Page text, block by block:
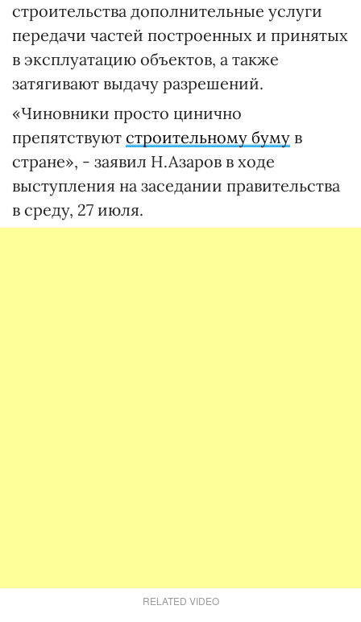
строительства дополнительные услуги
передачи частей построенных и принятых
в эксплуатацию объектов, а также
затягивают выдачу разрешений.
«Чиновники просто цинично
препятствуют строительному буму в
стране», - заявил Н.Азаров в ходе
выступления на заседании правительства
в среду, 27 июля.
RELATED VIDEO